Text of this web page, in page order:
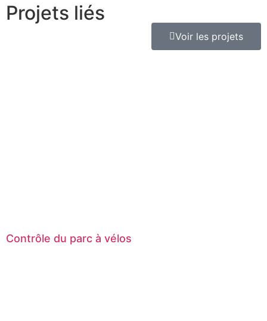
Projets liés
Voir les projets
Contrôle du parc à vélos